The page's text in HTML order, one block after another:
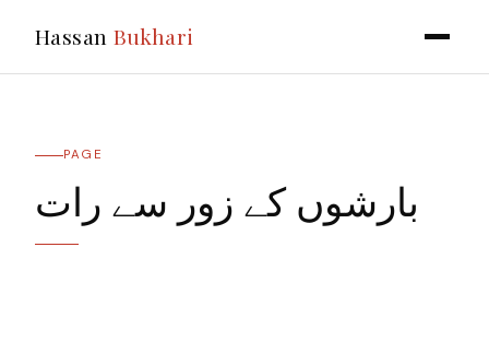
Hassan Bukhari
PAGE
بارشوں کے زور سے رات